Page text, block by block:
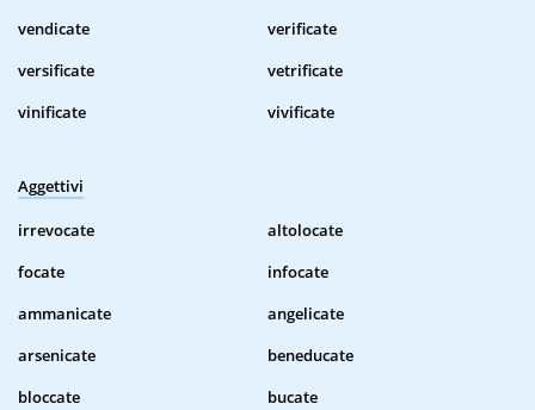
vendicate
verificate
versificate
vetrificate
vinificate
vivificate
Aggettivi
irrevocate
altolocate
focate
infocate
ammanicate
angelicate
arsenicate
beneducate
bloccate
bucate